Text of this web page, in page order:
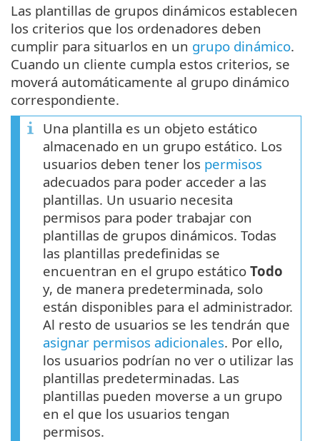
Las plantillas de grupos dinámicos establecen
los criterios que los ordenadores deben
cumplir para situarlos en un grupo dinámico.
Cuando un cliente cumpla estos criterios, se
moverá automáticamente al grupo dinámico
correspondiente.
Una plantilla es un objeto estático
almacenado en un grupo estático. Los
usuarios deben tener los permisos
adecuados para poder acceder a las
plantillas. Un usuario necesita
permisos para poder trabajar con
plantillas de grupos dinámicos. Todas
las plantillas predefinidas se
encuentran en el grupo estático Todo
y, de manera predeterminada, solo
están disponibles para el administrador.
Al resto de usuarios se les tendrán que
asignar permisos adicionales. Por ello,
los usuarios podrían no ver o utilizar las
plantillas predeterminadas. Las
plantillas pueden moverse a un grupo
en el que los usuarios tengan
permisos.